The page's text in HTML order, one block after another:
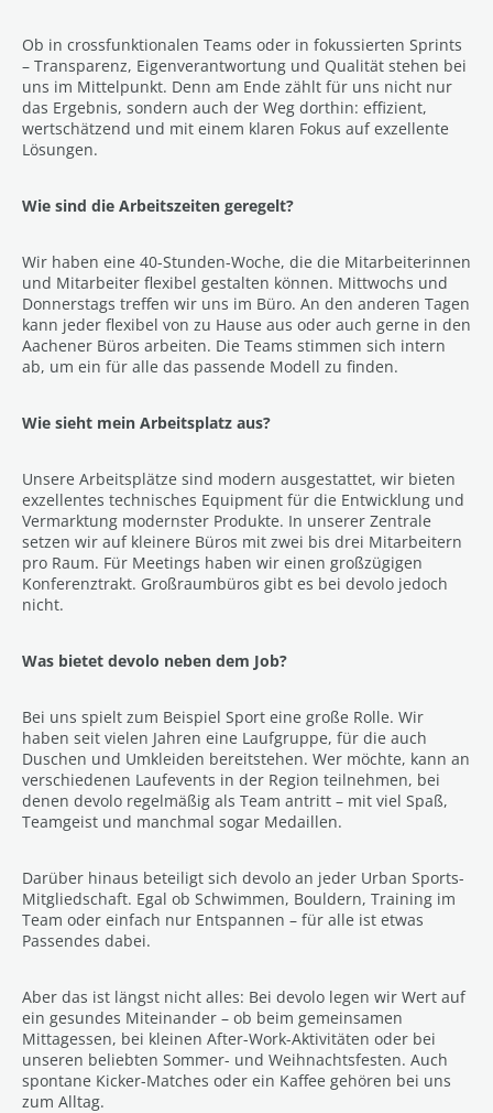
Ob in crossfunktionalen Teams oder in fokussierten Sprints
– Transparenz, Eigenverantwortung und Qualität stehen bei
uns im Mittelpunkt. Denn am Ende zählt für uns nicht nur
das Ergebnis, sondern auch der Weg dorthin: effizient,
wertschätzend und mit einem klaren Fokus auf exzellente
Lösungen.
Wie sind die Arbeitszeiten geregelt?
Wir haben eine 40-Stunden-Woche, die die Mitarbeiterinnen
und Mitarbeiter flexibel gestalten können. Mittwochs und
Donnerstags treffen wir uns im Büro. An den anderen Tagen
kann jeder flexibel von zu Hause aus oder auch gerne in den
Aachener Büros arbeiten. Die Teams stimmen sich intern
ab, um ein für alle das passende Modell zu finden.
Wie sieht mein Arbeitsplatz aus?
Unsere Arbeitsplätze sind modern ausgestattet, wir bieten
exzellentes technisches Equipment für die Entwicklung und
Vermarktung modernster Produkte. In unserer Zentrale
setzen wir auf kleinere Büros mit zwei bis drei Mitarbeitern
pro Raum. Für Meetings haben wir einen großzügigen
Konferenztrakt. Großraumbüros gibt es bei devolo jedoch
nicht.
Was bietet devolo neben dem Job?
Bei uns spielt zum Beispiel Sport eine große Rolle. Wir
haben seit vielen Jahren eine Laufgruppe, für die auch
Duschen und Umkleiden bereitstehen. Wer möchte, kann an
verschiedenen Laufevents in der Region teilnehmen, bei
denen devolo regelmäßig als Team antritt – mit viel Spaß,
Teamgeist und manchmal sogar Medaillen.
Darüber hinaus beteiligt sich devolo an jeder Urban Sports-
Mitgliedschaft. Egal ob Schwimmen, Bouldern, Training im
Team oder einfach nur Entspannen – für alle ist etwas
Passendes dabei.
Aber das ist längst nicht alles: Bei devolo legen wir Wert auf
ein gesundes Miteinander – ob beim gemeinsamen
Mittagessen, bei kleinen After-Work-Aktivitäten oder bei
unseren beliebten Sommer- und Weihnachtsfesten. Auch
spontane Kicker-Matches oder ein Kaffee gehören bei uns
zum Alltag.